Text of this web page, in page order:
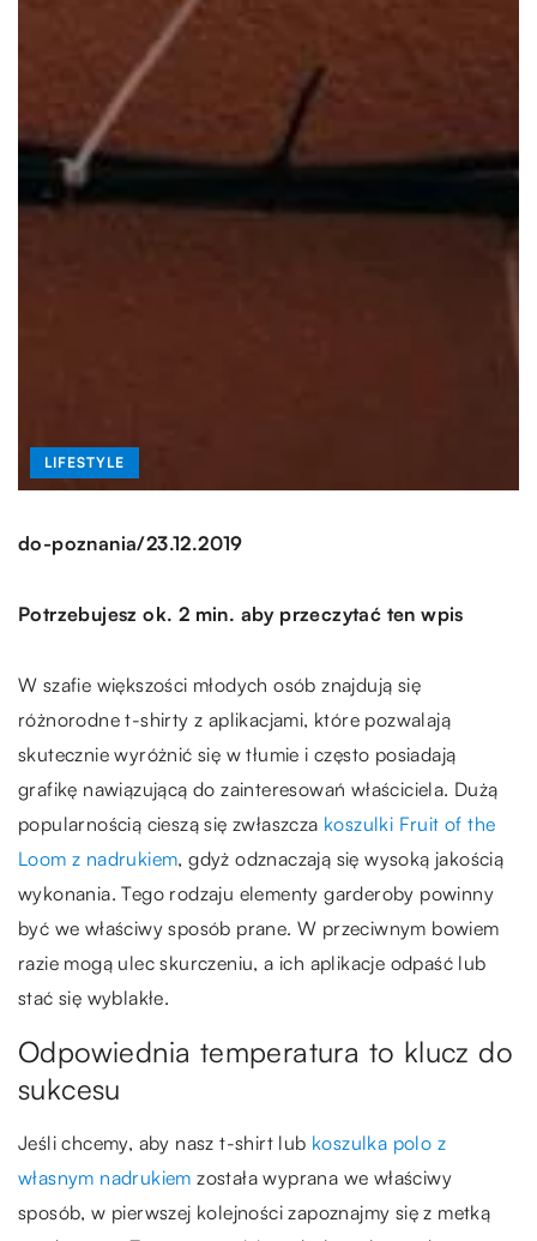
LIFESTYLE
do-poznania/23.12.2019
Potrzebujesz ok. 2 min. aby przeczytać ten wpis
W szafie większości młodych osób znajdują się
różnorodne t-shirty z aplikacjami, które pozwalają
skutecznie wyróżnić się w tłumie i często posiadają
grafikę nawiązującą do zainteresowań właściciela. Dużą
popularnością cieszą się zwłaszcza koszulki Fruit of the
Loom z nadrukiem, gdyż odznaczają się wysoką jakością
wykonania. Tego rodzaju elementy garderoby powinny
być we właściwy sposób prane. W przeciwnym bowiem
razie mogą ulec skurczeniu, a ich aplikacje odpaść lub
stać się wyblakłe.
Odpowiednia temperatura to klucz do
sukcesu
Jeśli chcemy, aby nasz t-shirt lub koszulka polo z
własnym nadrukiem została wyprana we właściwy
sposób, w pierwszej kolejności zapoznajmy się z metką